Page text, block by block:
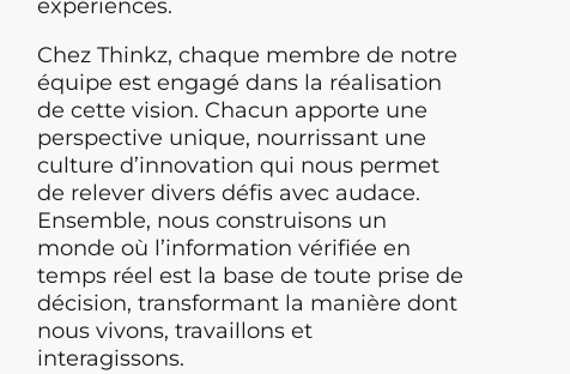
expériences.
Chez Thinkz, chaque membre de notre
équipe est engagé dans la réalisation
de cette vision. Chacun apporte une
perspective unique, nourrissant une
culture d’innovation qui nous permet
de relever divers défis avec audace.
Ensemble, nous construisons un
monde où l’information vérifiée en
temps réel est la base de toute prise de
décision, transformant la manière dont
nous vivons, travaillons et
interagissons.